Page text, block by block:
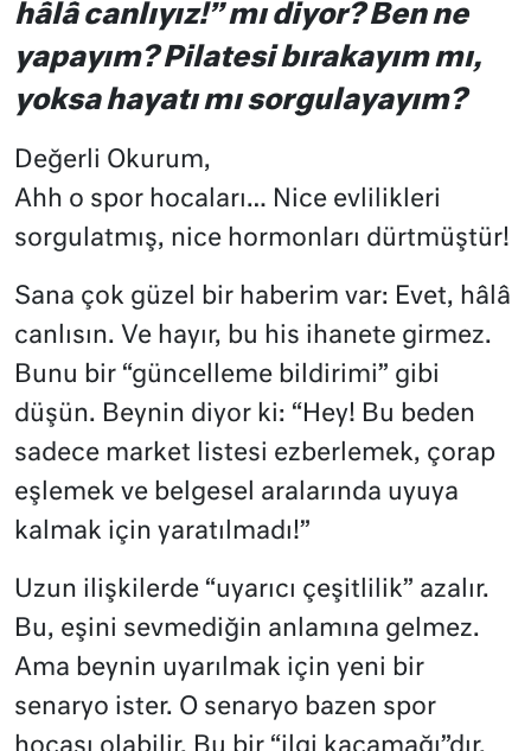
hâlâ canlıyız!” mı diyor? Ben ne
yapayım? Pilatesi bırakayım mı,
yoksa hayatı mı sorgulayayım?
Değerli Okurum,
Ahh o spor hocaları… Nice evlilikleri
sorgulatmış, nice hormonları dürtmüştür!
Sana çok güzel bir haberim var: Evet, hâlâ
canlısın. Ve hayır, bu his ihanete girmez.
Bunu bir “güncelleme bildirimi” gibi
düşün. Beynin diyor ki: “Hey! Bu beden
sadece market listesi ezberlemek, çorap
eşlemek ve belgesel aralarında uyuya
kalmak için yaratılmadı!”
Uzun ilişkilerde “uyarıcı çeşitlilik” azalır.
Bu, eşini sevmediğin anlamına gelmez.
Ama beynin uyarılmak için yeni bir
senaryo ister. O senaryo bazen spor